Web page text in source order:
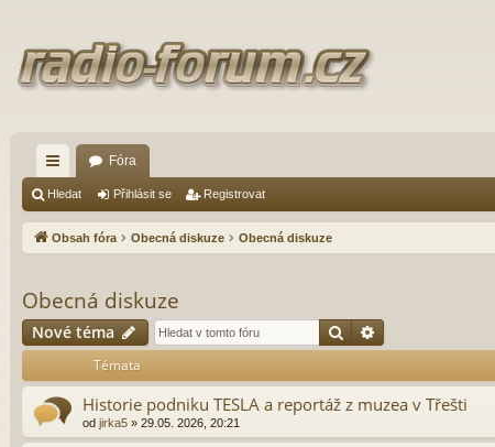
yc
hl
ka
Fóra
Hledat Přihlásit se Registrovat
Obsah fóra Obecná diskuze Obecná diskuze
Obecná diskuze
Nové téma Hledat
Témata
Historie podniku TESLA a reportáž z muzea v Třešti
od jirka5 » 29.05. 2026, 20:21